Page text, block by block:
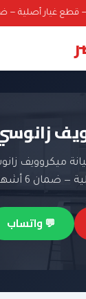
أصلية — ضمان 6 أشهر —
ميكروويف
ضمان 6 أشهر.
💬 واتساب